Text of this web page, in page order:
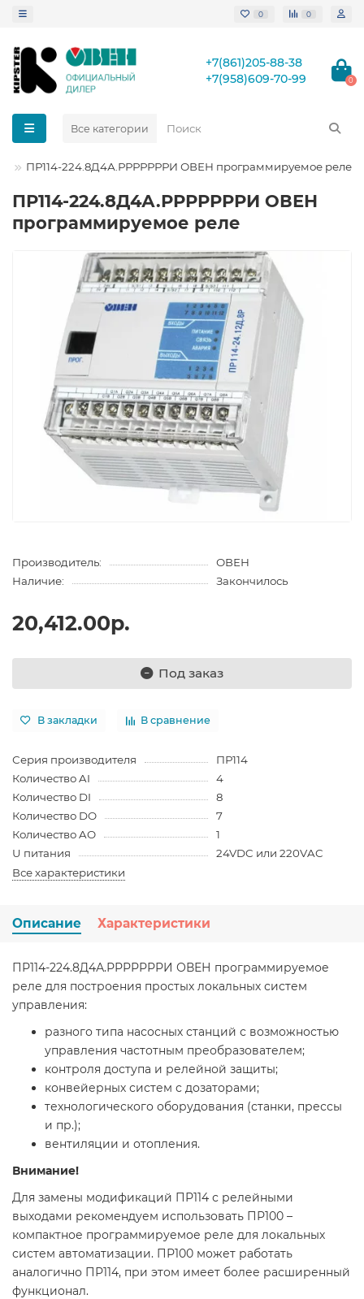
0 0
+7(861)205-88-38
+7(958)609-70-99
0
Все категории
ПР114-224.8Д4А.РРРРРРРИ ОВЕН программируемое реле
ПР114-224.8Д4А.РРРРРРРИ ОВЕН
программируемое реле
Производитель:
ОВЕН
Наличие:
Закончилось
20,412.00р.
Под заказ
В закладки В сравнение
Серия производителя
ПР114
Количество AI
4
Количество DI
8
Количество DO
7
Количество AO
1
U питания
24VDC или 220VAC
Все характеристики
Описание Характеристики
ПР114-224.8Д4А.РРРРРРРИ ОВЕН программируемое
реле для построения простых локальных систем
управления:
разного типа насосных станций с возможностью
управления частотным преобразователем;
контроля доступа и релейной защиты;
конвейерных систем с дозаторами;
технологического оборудования (станки, прессы
и пр.);
вентиляции и отопления.
Внимание!
Для замены модификаций ПР114 с релейными
выходами рекомендуем использовать ПР100 –
компактное программируемое реле для локальных
систем автоматизации. ПР100 может работать
аналогично ПР114, при этом имеет более расширенный
функционал.